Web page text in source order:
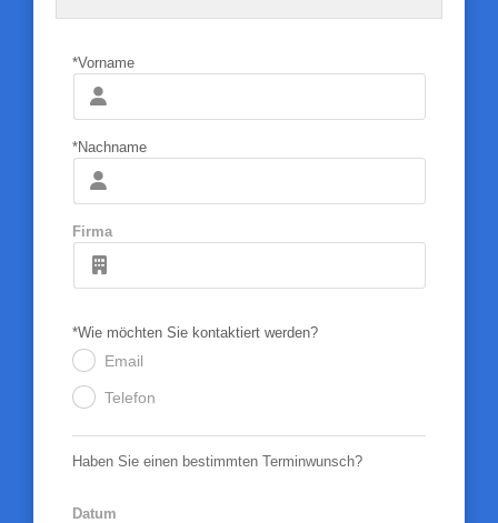
*Vorname
*Nachname
Firma
*Wie möchten Sie kontaktiert werden?
Email
Telefon
Haben Sie einen bestimmten Terminwunsch?
Datum